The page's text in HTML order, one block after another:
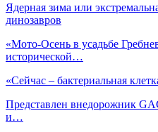
Ядерная зима или
динозавров
«Мото-Осень в усадьбе
исторической…
«Сейчас – бактериальная
Представлен внедорожник
и…